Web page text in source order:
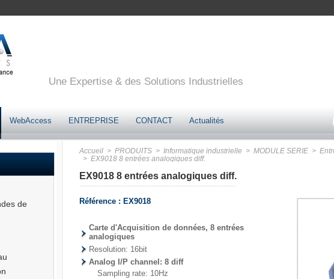
Une Expertise & des Solutions Industrielles
WebAccess ENTREPRISE CONTACT Actualités
de
Accueil > PRODUITS > Informatique industrielle > MODULE SERIE >
> EX9018 8 entrées analogiques diff.
EX9018 8 entrées analogiques diff.
Référence : EX9018
Carte d'Acquisition de données, 8 entrées
analogiques
Resolution: 16bit
Analog I/P channel: 8 diff
Sampling rate: 10Hz